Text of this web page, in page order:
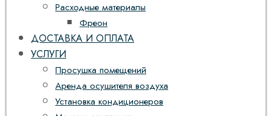
Расходные материалы
Фреон
ДОСТАВКА И ОПЛАТА
УСЛУГИ
Просушка помещений
Аренда осушителя воздуха
Установка кондиционеров